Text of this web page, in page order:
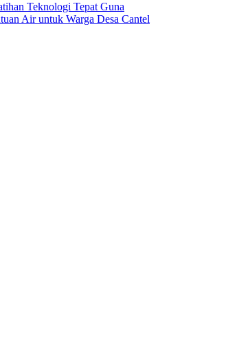
Teknologi Tepat Guna
Air untuk Warga Desa Cantel